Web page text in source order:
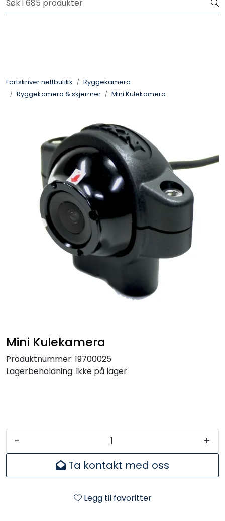
Skip to main content
Fartskriver nettbutikk
Ryggekamera
Ryggekamera & skjermer
Mini Kulekamera
Mini Kulekamera
Produktnummer: 19700025
Lagerbeholdning: Ikke på lager
-
+
Ta kontakt med oss
Legg til favoritter
Petroteknisk